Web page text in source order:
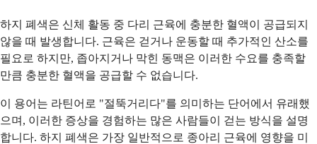
하지 폐색은 신체 활동 중 다리 근육에 충분한 혈액이 공급되지
않을 때 발생합니다. 근육은 걷거나 운동할 때 추가적인 산소를
필요로 하지만, 좁아지거나 막힌 동맥은 이러한 수요를 충족할
만큼 충분한 혈액을 공급할 수 없습니다.
이 용어는 라틴어로 "절뚝거리다"를 의미하는 단어에서 유래했
으며, 이러한 증상을 경험하는 많은 사람들이 걷는 방식을 설명
합니다. 하지 폐색은 가장 일반적으로 종아리 근육에 영향을 미